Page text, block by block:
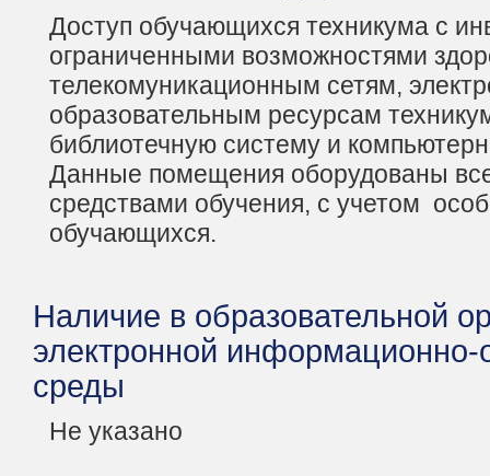
Доступ обучающихся техникума с
ограниченными возможностями
телекомуникационным сетям,
образовательным ресурсам
библиотечную систему и
Данные помещения оборудованы
средствами обучения, с учетом
обучающихся.
Наличие в образовательной
электронной информационно-
среды
Не указано